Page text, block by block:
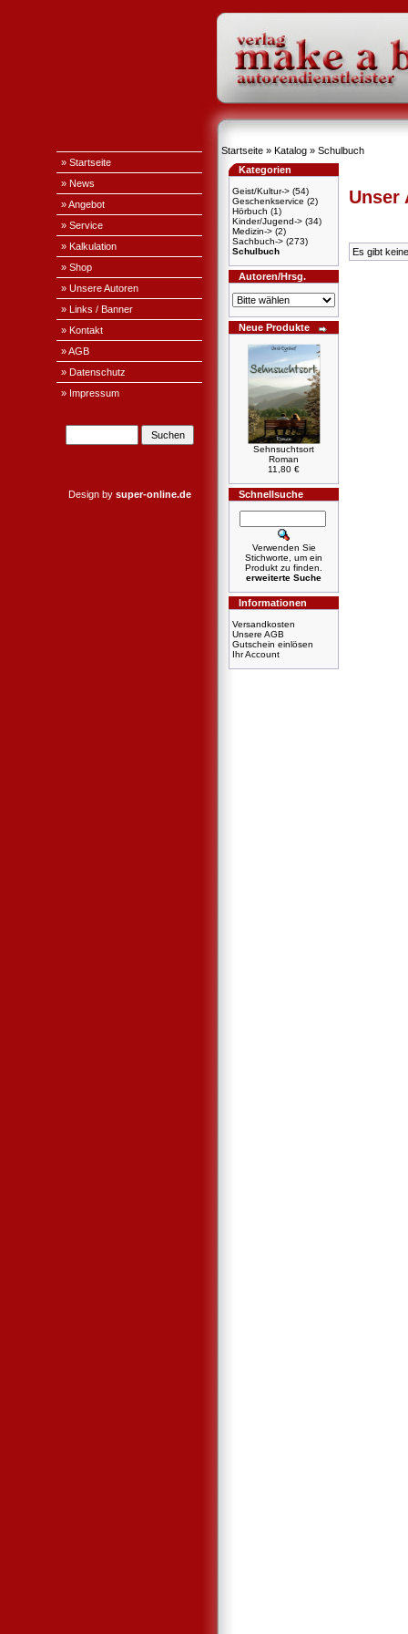
» Startseite
» News
» Angebot
» Service
» Kalkulation
» Shop
» Unsere Autoren
» Links / Banner
» Kontakt
» AGB
» Datenschutz
» Impressum
Design by super-online.de
Startseite » Katalog » Schulbuch
Kategorien
Geist/Kultur-> (54)
Geschenkservice (2)
Hörbuch (1)
Kinder/Jugend-> (34)
Medizin-> (2)
Sachbuch-> (273)
Schulbuch
Autoren/Hrsg.
Neue Produkte
Sehnsuchtsort
Roman
11,80 €
Schnellsuche
Verwenden Sie
Stichworte, um ein
Produkt zu finden.
erweiterte Suche
Informationen
Versandkosten
Unsere AGB
Gutschein einlösen
Ihr Account
Unser
Es gibt